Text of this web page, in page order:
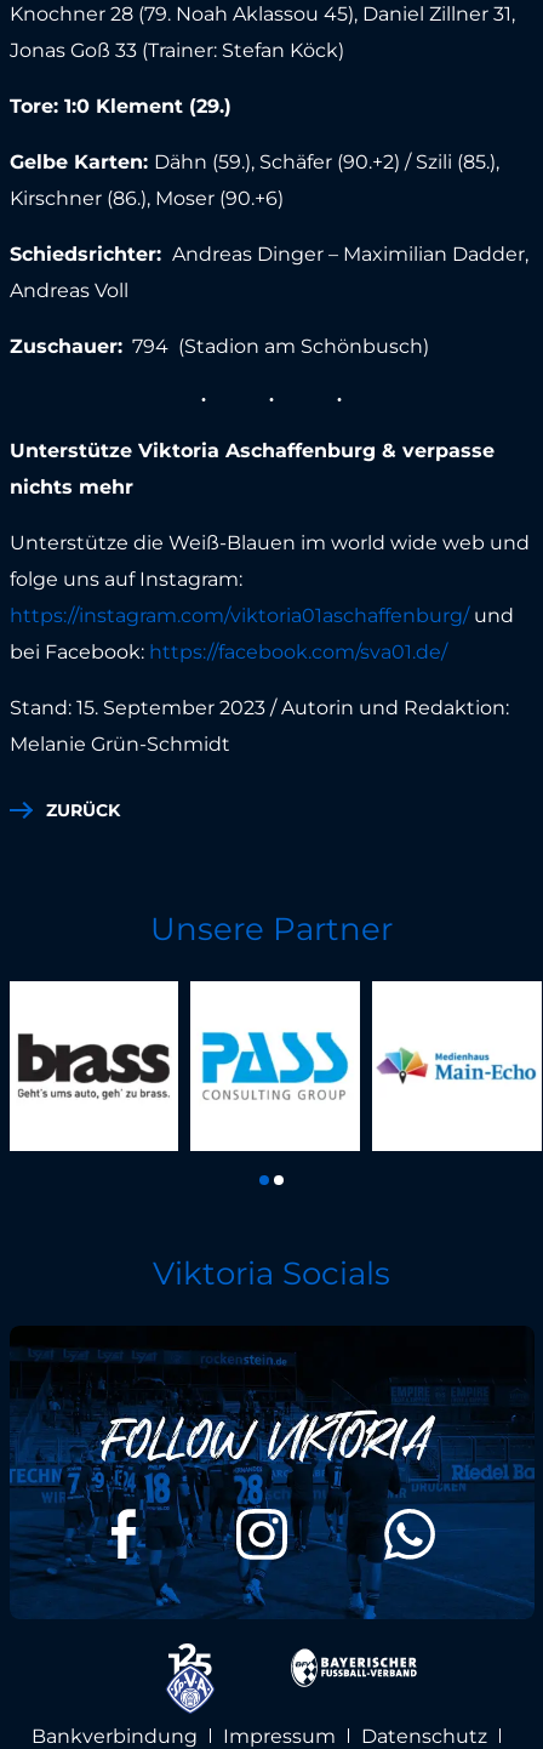
Knochner 28 (79. Noah Aklassou 45), Daniel Zillner 31,
Jonas Goß 33 (Trainer: Stefan Köck)
Tore: 1:0 Klement (29.)
Gelbe Karten: Dähn (59.), Schäfer (90.+2) / Szili (85.),
Kirschner (86.), Moser (90.+6)
Schiedsrichter: Andreas Dinger – Maximilian Dadder,
Andreas Voll
Zuschauer:794 (Stadion am Schönbusch)
Unterstütze Viktoria Aschaffenburg & verpasse
nichts mehr
Unterstütze die Weiß-Blauen im world wide web und
folge uns auf Instagram:
https://instagram.com/viktoria01aschaffenburg/und
bei Facebook:https://facebook.com/sva01.de/
Stand: 15. September 2023 / Autorin und Redaktion:
Melanie Grün-Schmidt
ZURÜCK
Unsere Partner
Viktoria Socials
Bankverbindung Impressum Datenschutz